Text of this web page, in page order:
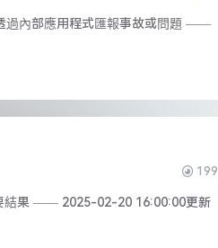
過內部應用程式匯報事故或問題 ——
199
結果 —— 2025-02-20 16:00:00更新